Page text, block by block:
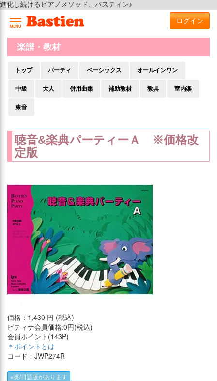
進化し続けるピアノメソッド、バスティン♪
MENU
ログイン
楽譜・教材
トップ パーティ ベーシックス オールインワン
中級 大人 併用曲集 補助教材 教具 室内楽
東音
聴音&楽典パーティーＡ ※価格改
定版
価格： 1,430 円 (税込)
ピティナ会員価格:0円(税込)
会員ポイント(143P)
＊ポイントとは
コード：JWP274R
※英/日語版があります